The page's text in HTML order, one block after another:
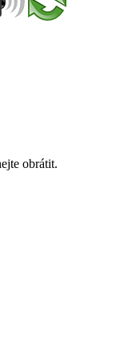
obrátit.